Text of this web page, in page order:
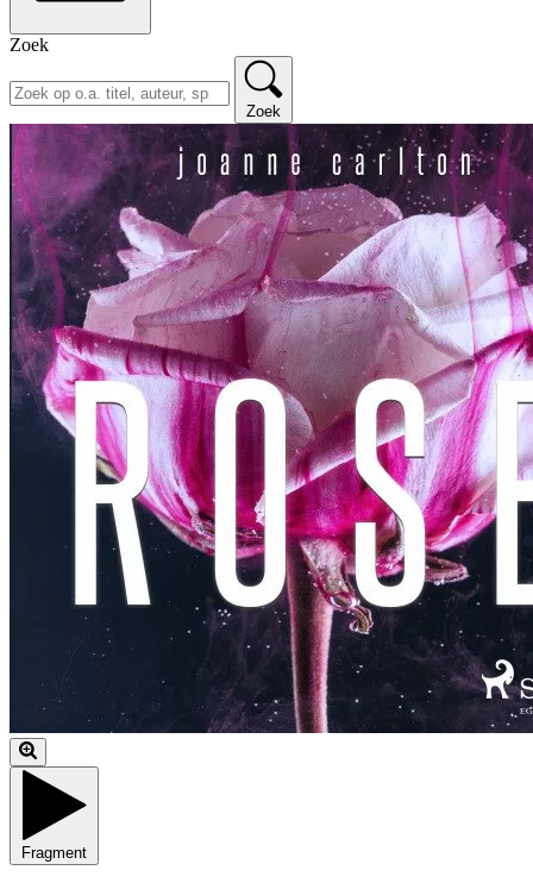
Zoek
Zoek
Fragment